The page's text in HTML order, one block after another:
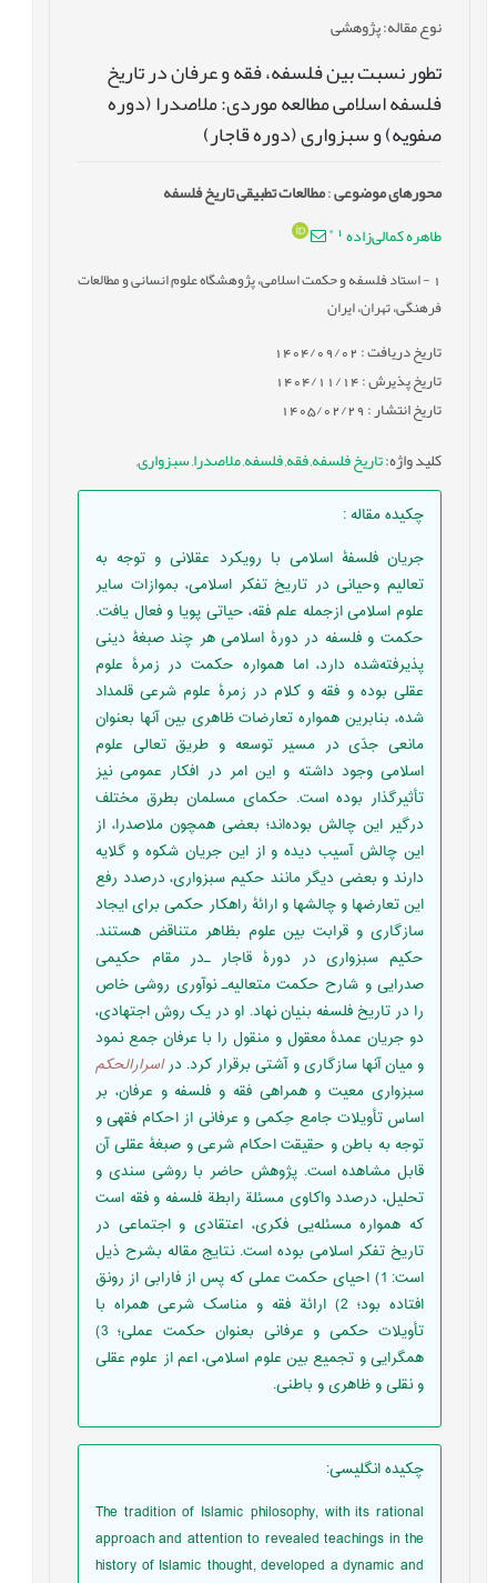
نوع مقاله: پژوهشی
تطور نسبت بین فلسفه، فقه و عرفان در تاریخ
فلسفه اسلامی مطالعه موردی: ملاصدرا (دوره
صفویه) و سبزواری (دوره قاجار)
محورهای موضوعی:مطالعات تطبیقی تاریخ فلسفه
طاهره کمالی‌زاده1
*
- استاد فلسفه و حکمت اسلامی، پژوهشگاه علوم انسانی و مطالعات
فرهنگی، تهران، ایران
تاریخ دریافت : 1404/09/02
تاریخ پذیرش : 1404/11/14
تاریخ انتشار : 1405/02/29
کلید واژه:تاریخ فلسفه,فقه,فلسفه,ملاصدرا,سبزواری,
چکیده مقاله:
جریان فلسفۀ اسلامی با رویکرد عقلانی و توجه به
تعالیم وحیانی در تاریخ تفکر اسلامی، بموازات سایر
علوم اسلامی ازجمله علم فقه، حیاتی پویا و فعال یافت.
حکمت و فلسفه در دورۀ اسلامی هر چند صبغۀ دینی
پذیرفته‌شده دارد، اما همواره حکمت در زمرۀ علوم
عقلی بوده و فقه و کلام در زمرۀ علوم شرعی قلمداد
شده، بنابرین همواره تعارضات ظاهری بین آنها بعنوان
مانعی جدّی در مسیر توسعه و طریق تعالی علوم
اسلامی وجود داشته و این امر در افکار عمومی نیز
تأثیرگذار بوده است. حکمای مسلمان بطرق مختلف
درگیر این چالش بوده‌اند؛ بعضی همچون ملاصدرا، از
این چالش آسیب دیده و از این جریان شکوه و گلایه
دارند و بعضی دیگر مانند حکیم سبزواری، درصدد رفع
این تعارضها و چالشها و ارائۀ راهکار حکمی برای ایجاد
سازگاری و قرابت بین علوم بظاهر متناقض هستند.
حکیم سبزواری در دورۀ قاجار ـ‌در مقام حکیمی
صدرایی و شارح حکمت متعالیه‌ـ نوآوری روشی خاص
را در تاریخ فلسفه بنیان نهاد. او در یک روش اجتهادی،
دو جریان عمدۀ معقول و منقول را با عرفان جمع نمود
و میان آنها سازگاری و آشتی برقرار کرد. دراسرارالحکم
سبزواری معیت و همراهی فقه و فلسفه و عرفان، بر
اساس تأویلات جامع حِکمی و عرفانی از احکام فقهی و
توجه به باطن و حقیقت احکام شرعی و صبغۀ عقلی آن
قابل مشاهده است. پژوهش حاضر با روشی سندی و
تحلیل، درصدد واکاوی مسئلة رابطة فلسفه و فقه است
که همواره مسئله‌یی فکری، اعتقادی و اجتماعی در
تاریخ تفکر اسلامی بوده است. نتایج مقاله بشرح ذیل
است: 1) احیای حکمت عملی که پس از فارابی از رونق
افتاده بود؛ 2) ارائة فقه و مناسک شرعی همراه با
تأویلات حکمی و عرفانی بعنوان حکمت عملی؛ 3)
همگرایی و تجمیع بین علوم اسلامی، اعم از علوم عقلی
و نقلی و ظاهری و باطنی.
چکیده انگلیسی:
The tradition of Islamic philosophy, with its rational
approach and attention to revealed teachings in the
history of Islamic thought, developed a dynamic and